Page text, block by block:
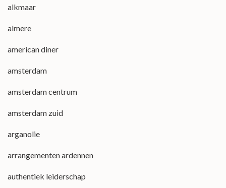
alkmaar
almere
american diner
amsterdam
amsterdam centrum
amsterdam zuid
arganolie
arrangementen ardennen
authentiek leiderschap